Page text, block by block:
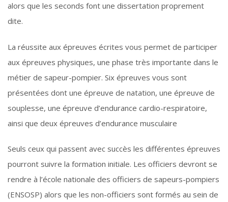
alors que les seconds font une dissertation proprement
dite.
La réussite aux épreuves écrites vous permet de participer
aux épreuves physiques, une phase très importante dans le
métier de sapeur-pompier. Six épreuves vous sont
présentées dont une épreuve de natation, une épreuve de
souplesse, une épreuve d’endurance cardio-respiratoire,
ainsi que deux épreuves d’endurance musculaire
Seuls ceux qui passent avec succès les différentes épreuves
pourront suivre la formation initiale. Les officiers devront se
rendre à l’école nationale des officiers de sapeurs-pompiers
(ENSOSP) alors que les non-officiers sont formés au sein de